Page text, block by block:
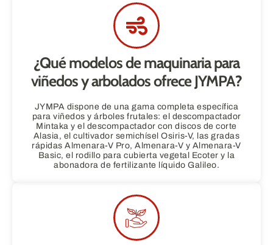
¿Qué modelos de maquinaria para
viñedos y arbolados ofrece JYMPA?
JYMPA dispone de una gama completa específica
para viñedos y árboles frutales: el descompactador
Mintaka y el descompactador con discos de corte
Alasia, el cultivador semichísel Osiris-V, las gradas
rápidas Almenara-V Pro, Almenara-V y Almenara-V
Basic, el rodillo para cubierta vegetal Ecoter y la
abonadora de fertilizante líquido Galileo.